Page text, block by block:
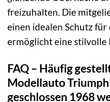
freizuhalten. Die
einen idealen Schutz
ermöglicht eine stilvolle
FAQ – Häufig
Modellauto Triumph
geschlossen 1968